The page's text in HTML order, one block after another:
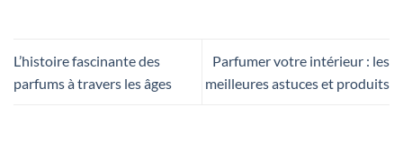
L’histoire fascinante des
parfums à travers les âges
Parfumer votre intérieur : les
meilleures astuces et produits